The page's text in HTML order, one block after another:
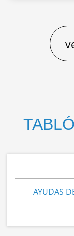
y 2028:
AYUDAS